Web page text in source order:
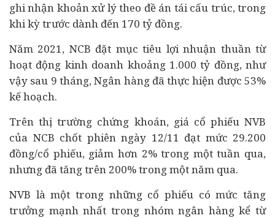
ghi nhận khoản xử lý theo đề án tái cấu trúc, trong
khi kỳ trước dành đến 170 tỷ đồng.
Năm 2021, NCB đặt mục tiêu lợi nhuận thuần từ
hoạt động kinh doanh khoảng 1.000 tỷ đồng, như
vậy sau 9 tháng, Ngân hàng đã thực hiện được 53%
kế hoạch.
Trên thị trường chứng khoán, giá cổ phiếu NVB
của NCB chốt phiên ngày 12/11 đạt mức 29.200
đồng/cổ phiếu, giảm hơn 2% trong một tuần qua,
nhưng đã tăng trên 200% trong một năm qua.
NVB là một trong những cổ phiếu có mức tăng
trưởng mạnh nhất trong nhóm ngân hàng kể từ